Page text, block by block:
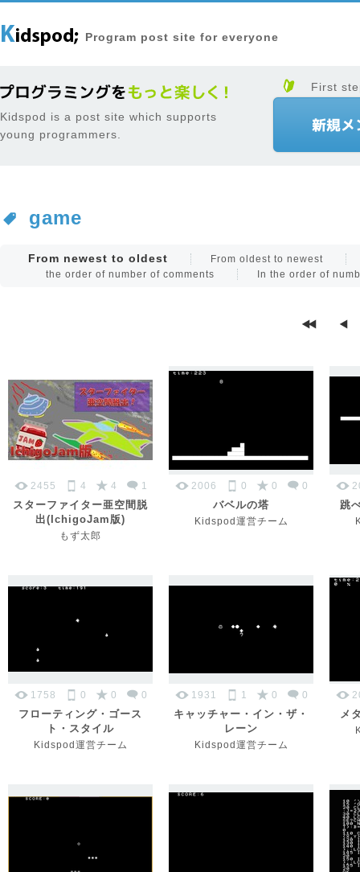
Program post site for everyone
Kidspod is a post site which supports
young programmers.
First
game
From newest to oldest
From oldest to newest
the order of number of comments
In the order of
2455 4 4 1
スターファイター亜空間脱
出(IchigoJam版)
もず太郎
2006 0 0 0
バベルの塔
Kidspod運営チーム
跳
1758 0 0 0
フローティング・ゴース
ト・スタイル
Kidspod運営チーム
1931 1 0 0
キャッチャー・イン・ザ・
レーン
Kidspod運営チーム
メ